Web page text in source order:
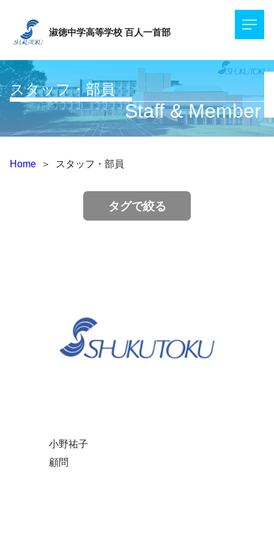
淑徳中学高等学校 百人一首部
スタッフ・部員
Staff & Member
Home ＞ スタッフ・部員
タグで絞る
小野祐子
顧問